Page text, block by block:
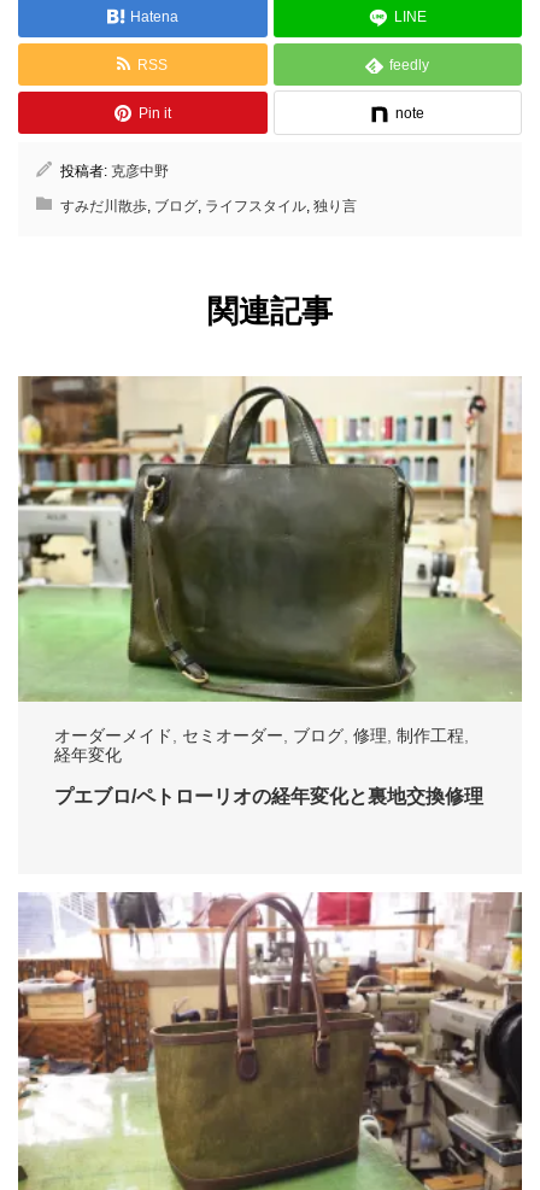
Hatena LINE
RSS feedly
Pin it note
投稿者: 克彦中野
すみだ川散歩, ブログ, ライフスタイル, 独り言
関連記事
オーダーメイド セミオーダー ブログ 修理 制作工程
経年変化
プエブロ/ペトローリオの経年変化と裏地交換修理